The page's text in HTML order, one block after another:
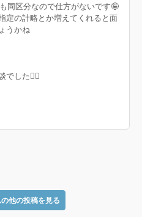
も同区分なので仕方がないです🤪
定の計略とか増えてくれると面
うかね
でした🙇‍♀️
他の投稿を見る